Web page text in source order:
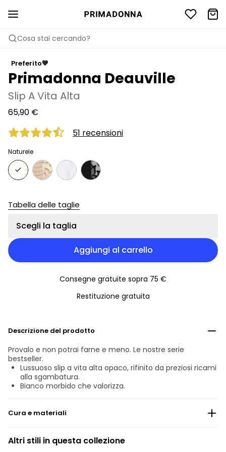
Cosa stai cercando?
Preferito💙
Primadonna Deauville
Slip A Vita Alta
65,90 €
51 recensioni
Naturele
Tabella delle taglie
Scegli la taglia
Aggiungi al carrello
Consegne gratuite sopra 75 €
Restituzione gratuita
Descrizione del prodotto
Provalo e non potrai farne e meno. Le nostre serie
bestseller.
Lussuoso slip a vita alta opaco, rifinito da preziosi ricami
alla sgambatura.
Bianco morbido che valorizza.
Cura e materiali
non lavare professionalmente a secco
Altri stili in questa collezione